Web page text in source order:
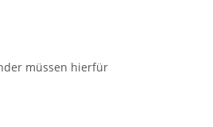
müssen hierfür